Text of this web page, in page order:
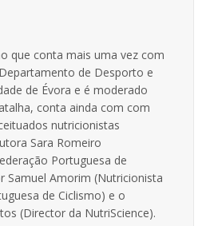
que conta mais uma vez com
de Desporto e
de Évora e é moderado
conta ainda com com
nutricionistas
Sara Romeiro
Portuguesa de
Samuel Amorim (Nutricionista
de Ciclismo) e o
(Director da NutriScience).